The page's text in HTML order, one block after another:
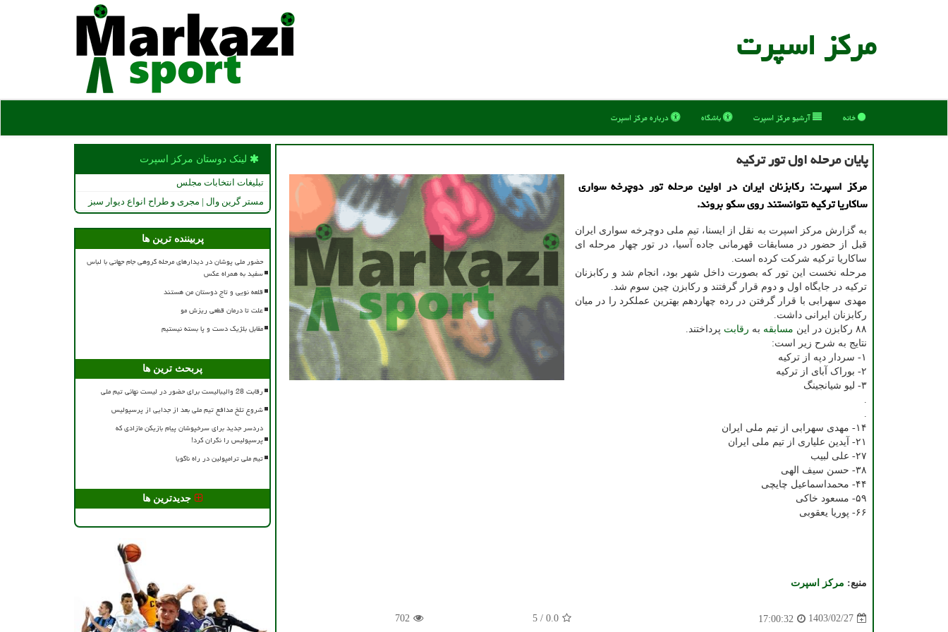
مركز اسپرت
خانه آرشیو مركز اسپرت باشگاه درباره مركز اسپرت
پایان مرحله اول تور ترکیه
مرکز اسپرت: رکابزنان ایران در اولین مرحله تور دوچرخه سواری
ساکاریا ترکیه نتوانستند روی سکو بروند.
به گزارش مرکز اسپرت به نقل از ایسنا، تیم ملی دوچرخه سواری ایران
قبل از حضور در مسابقات قهرمانی جاده آسیا، در تور چهار مرحله ای
ساکاریا ترکیه شرکت کرده است.
مرحله نخست این تور که بصورت داخل شهر بود، انجام شد و رکابزنان
ترکیه در جایگاه اول و دوم قرار گرفتند و رکابزن چین سوم شد.
مهدی سهرابی با قرار گرفتن در رده چهاردهم بهترین عملکرد را در میان
رکابزنان ایرانی داشت.
۸۸ رکابزن در این
مسابقه به رقابت پرداختند.
نتایج به شرح زیر است:
۱- سردار دپه از ترکیه
۲- بوراک آبای از ترکیه
۳- لیو شیانجینگ
.
.
۱۴- مهدی سهرابی از تیم ملی ایران
۲۱- آیدین علیاری از تیم ملی ایران
۲۷- علی لبیب
۳۸- حسن سیف الهی
۴۴- محمداسماعیل چایچی
۵۹- مسعود خاکی
۶۶- پوریا یعقوبی
منبع: مركز اسپرت
1403/02/27
17:00:32
0.0
/
5
702
لینک دوستان مركز اسپرت
تبلیغات انتخابات مجلس
مستر گرین وال | مجری و طراح انواع دیوار سبز
پربیننده ترین ها
حضور ملی پوشان در دیدارهای مرحله گروهی جام جهانی با لباس
سفید به همراه عکس
قلعه نویی و تاج دوستان من هستند
علت تا درمان قطعی ریزش مو
مقابل بلژیک دست و پا بسته نیستیم
پربحث ترین ها
رقابت 28 والیبالیست برای حضور در لیست نهائی تیم ملی
شروع تلخ مدافع تیم ملی بعد از جدایی از پرسپولیس
دردسر جدید برای سرخپوشان پیام بازیکن مازادی که
پرسپولیس را نگران کرد!
تیم ملی ترامپولین در راه ناگویا
جدیدترین ها